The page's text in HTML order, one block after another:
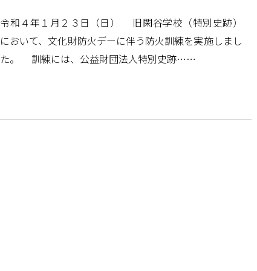
令和４年１月２３日（日） 旧閑谷学校（特別史跡）
において、文化財防火デーに伴う防火訓練を実施しまし
た。 訓練には、公益財団法人特別史跡……